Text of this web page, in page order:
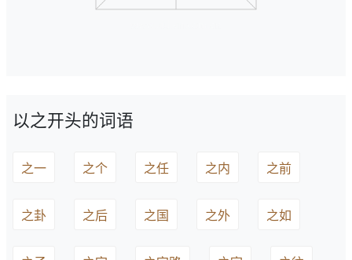
以之开头的词语
之一 之个 之任 之内 之前
之卦 之后 之国 之外 之如